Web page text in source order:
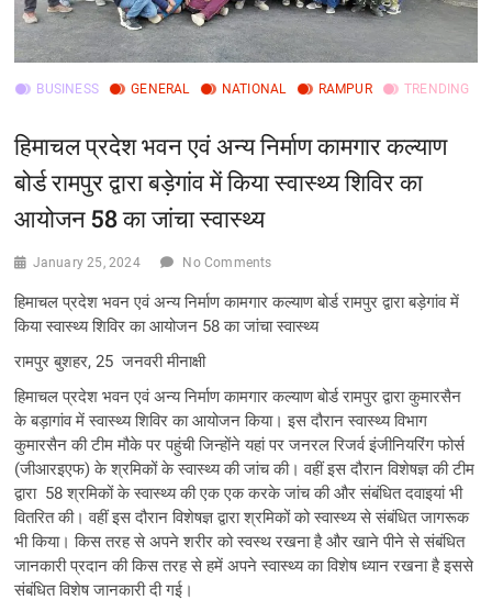
BUSINESS GENERAL NATIONAL RAMPUR TRENDING
हिमाचल प्रदेश भवन एवं अन्य निर्माण कामगार कल्याण
बोर्ड रामपुर द्वारा बड़ेगांव में किया स्वास्थ्य शिविर का
आयोजन 58 का जांचा स्वास्थ्य
January 25, 2024 No Comments
हिमाचल प्रदेश भवन एवं अन्य निर्माण कामगार कल्याण बोर्ड रामपुर द्वारा बड़ेगांव में
किया स्वास्थ्य शिविर का आयोजन 58 का जांचा स्वास्थ्य
रामपुर बुशहर, 25 जनवरी मीनाक्षी
हिमाचल प्रदेश भवन एवं अन्य निर्माण कामगार कल्याण बोर्ड रामपुर द्वारा कुमारसैन
के बड़ागांव में स्वास्थ्य शिविर का आयोजन किया। इस दौरान स्वास्थ्य विभाग
कुमारसैन की टीम मौके पर पहुंची जिन्होंने यहां पर जनरल रिजर्व इंजीनियरिंग फोर्स
(जीआरइएफ) के श्रमिकों के स्वास्थ्य की जांच की। वहीं इस दौरान विशेषज्ञ की टीम
द्वारा 58 श्रमिकों के स्वास्थ्य की एक एक करके जांच की और संबंधित दवाइयां भी
वितरित की। वहीं इस दौरान विशेषज्ञ द्वारा श्रमिकों को स्वास्थ्य से संबंधित जागरूक
भी किया। किस तरह से अपने शरीर को स्वस्थ रखना है और खाने पीने से संबंधित
जानकारी प्रदान की किस तरह से हमें अपने स्वास्थ्य का विशेष ध्यान रखना है इससे
संबंधित विशेष जानकारी दी गई।